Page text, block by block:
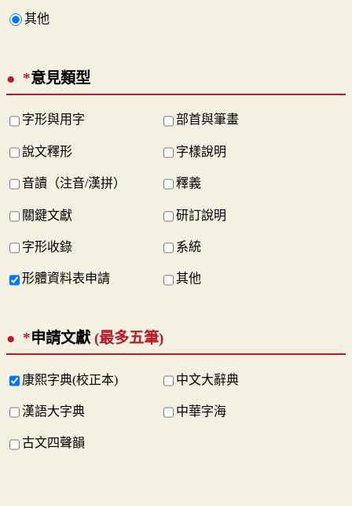
其他
*意見類型
字形與用字 部首與筆畫
說文釋形 字樣說明
音讀（注音/漢拼） 釋義
關鍵文獻 研訂說明
字形收錄 系統
形體資料表申請 其他
*申請文獻 (最多五筆)
康熙字典(校正本) 中文大辭典
漢語大字典 中華字海
古文四聲韻